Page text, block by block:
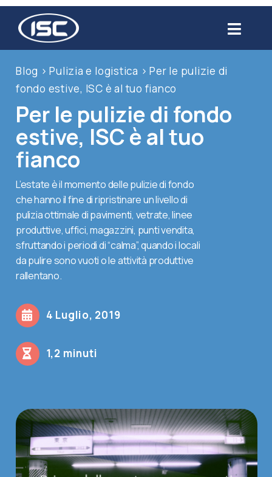
contenuto
Chi siamo
Prodotti
Settori
Servizi
Usato
Blog
Contatti
Shop
Blog >Pulizia e logistica >Per le pulizie di
fondo estive, ISC è al tuo fianco
Per le pulizie di fondo
estive, ISC è al tuo
fianco
L’estate è il momento delle pulizie di fondo
che hanno il fine di ripristinare un livello di
pulizia ottimale di pavimenti, vetrate, linee
produttive, uffici, magazzini, punti vendita,
sfruttando i periodi di “calma”, quando i locali
da pulire sono vuoti o le attività produttive
rallentano.
4 Luglio, 2019
1,2 minuti